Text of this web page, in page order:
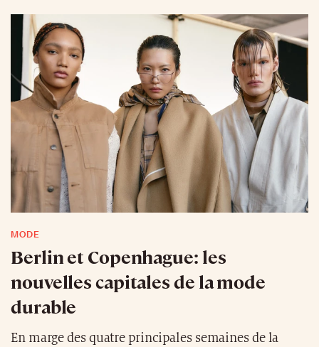
MODE
Berlin et Copenhague: les
nouvelles capitales de la mode
durable
En marge des quatre principales semaines de la